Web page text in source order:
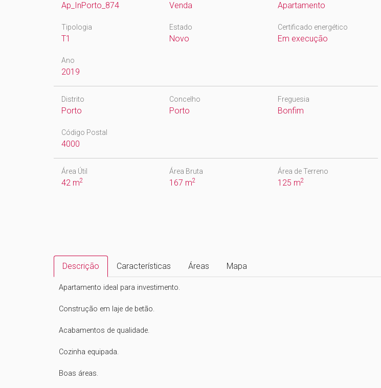
Ap_InPorto_874 Venda Apartamento
Tipologia
T1
Estado
Novo
Certificado energético
Em execução
Ano
2019
Distrito
Porto
Concelho
Porto
Freguesia
Bonfim
Código Postal
4000
Área Útil
42 m2
Área Bruta
167 m2
Área de Terreno
125 m2
Descrição Características Áreas Mapa
Apartamento ideal para investimento.
Construção em laje de betão.
Acabamentos de qualidade.
Cozinha equipada.
Boas áreas.